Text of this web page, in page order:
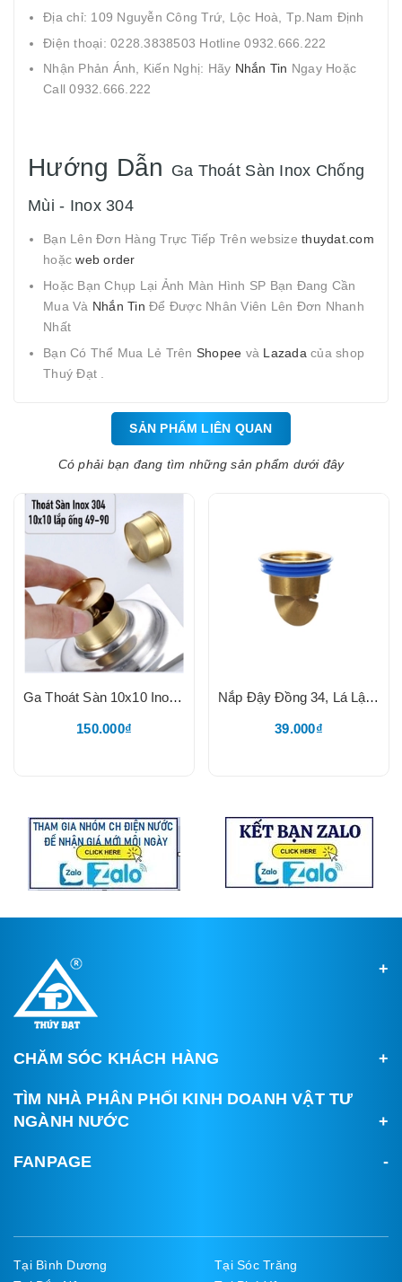
Địa chỉ: 109 Nguyễn Công Trứ, Lộc Hoà, Tp.Nam Định
Điện thoại: 0228.3838503 Hotline 0932.666.222
Nhận Phản Ánh, Kiến Nghị: Hãy Nhắn Tin Ngay Hoặc
Call 0932.666.222
Hướng Dẫn Ga Thoát Sàn Inox Chống
Mùi - Inox 304
Bạn Lên Đơn Hàng Trực Tiếp Trên websize thuydat.com
hoặcweb order
Hoặc Bạn Chụp Lại Ảnh Màn Hình SP Bạn Đang Cần
Mua Và Nhắn Tin Để Được Nhân Viên Lên Đơn Nhanh
Nhất
Bạn Có Thể Mua Lẻ Trên Shopee và Lazada của shop
Thuý Đạt .
SẢN PHẨM LIÊN QUAN
Có phải bạn đang tìm những sản phẩm dưới đây
Ga Thoát Sàn 10x10 Inox 304 Bóng, Thoát Đồng Loxo, Mặt Quả Táo, Lắp Ống 49-90
150.000₫
Nắp Đậy Đồng 34, Lá Lật 1 Chiều, Đặt Ga Thoát Sàn, Chống Mùi Hôi, Chống Côn Trung, Lắp Vừa Lỗ Xả 34mm, TQ
39.000₫
CHĂM SÓC KHÁCH HÀNG
TÌM NHÀ PHÂN PHỐI KINH DOANH VẬT TƯ
NGÀNH NƯỚC
FANPAGE
Tại Bình Dương
Tại Sóc Trăng